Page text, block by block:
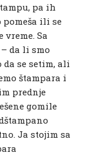
pa ih
ili se
Sa
da li smo
se setim, ali
štampara i
prednje
gomile
Ja stojim sa